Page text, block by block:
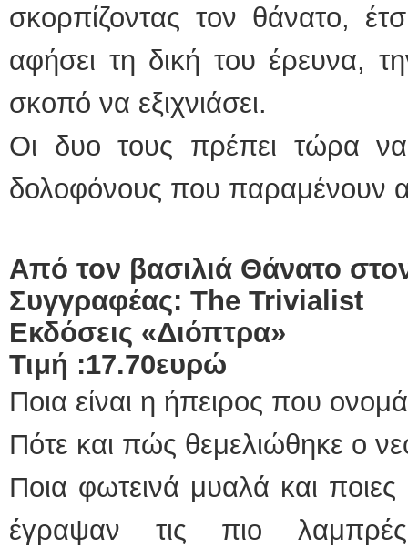
σκορπίζοντας τον θάνατο,
αφήσει τη δική του έρευνα,
σκοπό να εξιχνιάσει.
Οι δυο τους πρέπει τώρα
δολοφόνους που παραμένουν
Από τον βασιλιά Θάνατο
Συγγραφέας: The Trivialist
Εκδόσεις «Διόπτρα»
Τιμή :17.70ευρώ
Ποια είναι η ήπειρος που
Πότε και πώς θεμελιώθηκε ο
Ποια φωτεινά μυαλά και
έγραψαν τις πιο